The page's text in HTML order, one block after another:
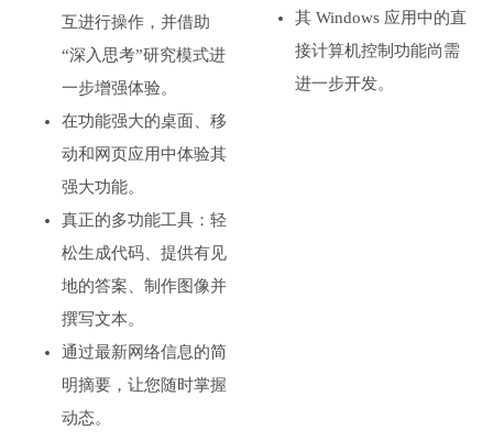
互进行操作，并借助
“深入思考”研究模式进
一步增强体验。
在功能强大的桌面、移
动和网页应用中体验其
强大功能。
真正的多功能工具：轻
松生成代码、提供有见
地的答案、制作图像并
撰写文本。
通过最新网络信息的简
明摘要，让您随时掌握
动态。
其 Windows 应用中的直
接计算机控制功能尚需
进一步开发。